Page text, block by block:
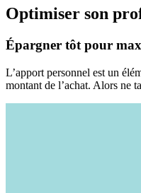
Optimiser son
Épargner tôt pour
L’apport personnel est un
montant de l’achat. Alors ne